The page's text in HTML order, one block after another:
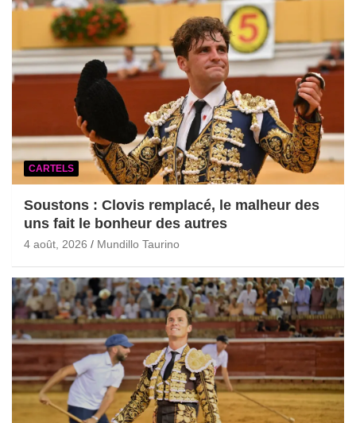
CARTELS
Soustons : Clovis remplacé, le malheur des
uns fait le bonheur des autres
4 août, 2026 Mundillo Taurino